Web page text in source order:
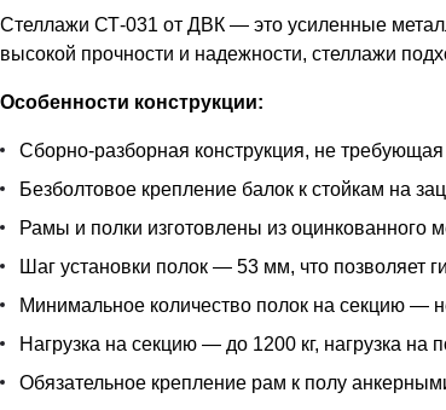
Стеллажи СТ-031 от ДВК — это усиленные
высокой прочности и надежности, стеллажи
Особенности конструкции:
Сборно-разборная конструкция, не
Безболтовое крепление балок к стойкам на
Рамы и полки изготовлены из оцинкованного
Шаг установки полок — 53 мм, что позволяет
Минимальное количество полок на секцию —
Нагрузка на секцию — до 1200 кг, нагрузка на
Обязательное крепление рам к полу